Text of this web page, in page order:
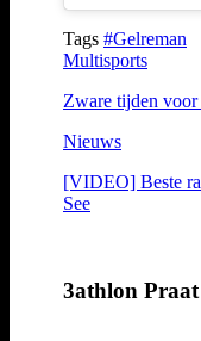
Tags #Gelreman
Multisports
Zware tijden
Nieuws
[VIDEO] Beste
See
3athlon